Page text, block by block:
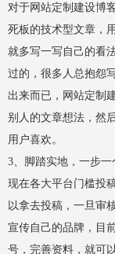
对于网站定制建设博
死板的技术型文章，
就多写一写自己的看
过的，很多人总抱怨
出来而已，网站定制
别人的文章想法，然
用户喜欢。
3、脚踏实地，一步
现在各大平台门槛投
以拿去投稿，一旦审
宣传自己的品牌，目
号，完善资料，就可